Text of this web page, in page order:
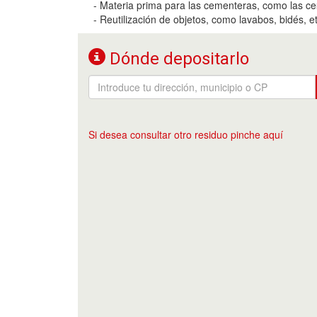
- Materia prima para las cementeras, como las
- Reutilización de objetos, como lavabos, bidés,
Dónde depositarlo
Si desea consultar otro residuo pinche aquí